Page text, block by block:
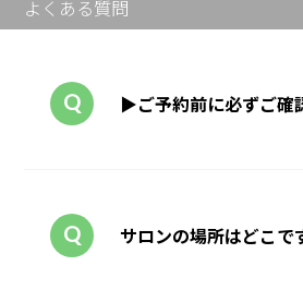
よくある質問
▶ご予約前に必ずご確
サロンの場所はどこで